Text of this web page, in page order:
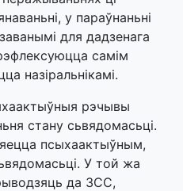
у параўнаньні
для дадзенага
самім
назіральнікамі.
рэчывы
стану сьвядомасьці.
псыхаактыўным,
У той жа
да ЗСС,